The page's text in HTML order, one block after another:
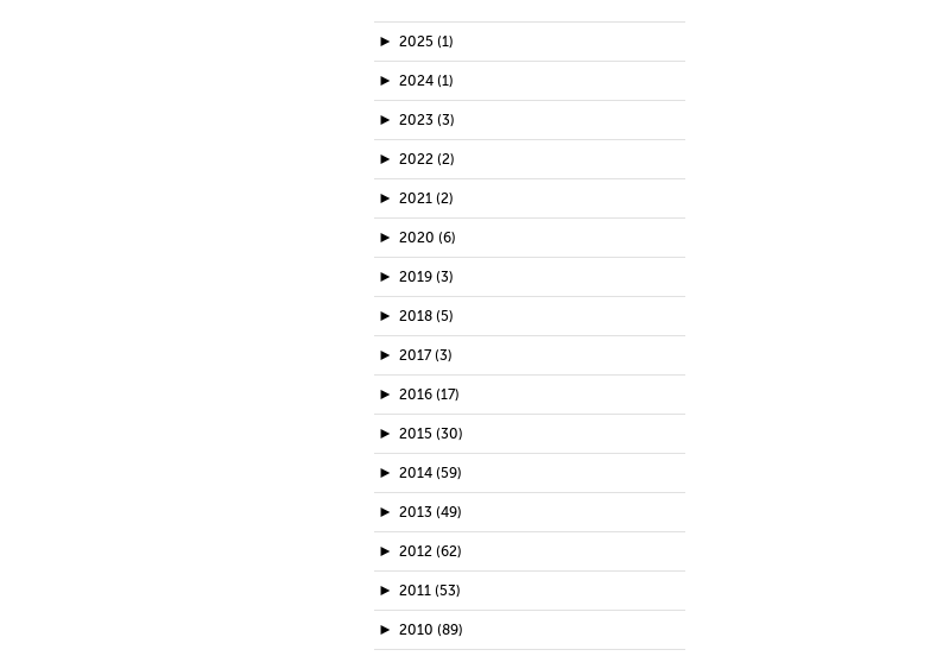
► 2025 (1)
► 2024 (1)
► 2023 (3)
► 2022 (2)
► 2021 (2)
► 2020 (6)
► 2019 (3)
► 2018 (5)
► 2017 (3)
► 2016 (17)
► 2015 (30)
► 2014 (59)
► 2013 (49)
► 2012 (62)
► 2011 (53)
► 2010 (89)